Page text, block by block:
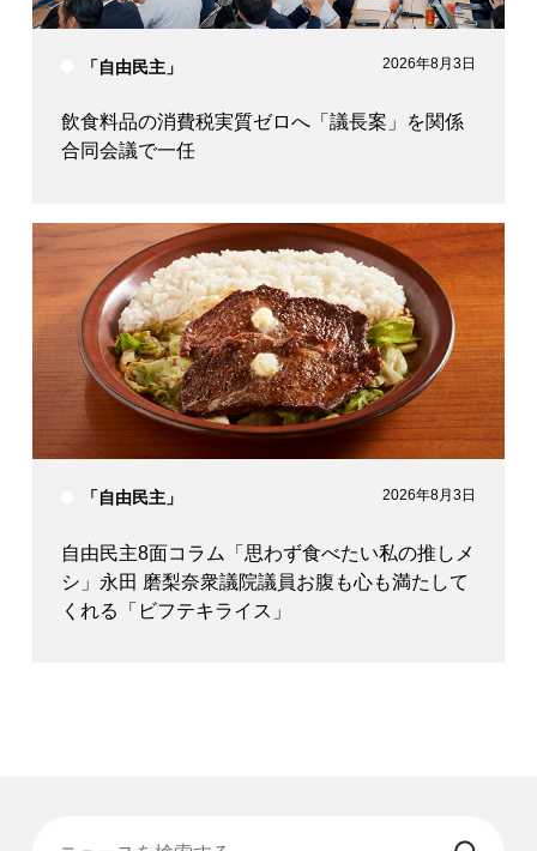
「自由民主」 2026年8月3日
飲食料品の消費税実質ゼロへ「議長案」を関係
合同会議で一任
「自由民主」 2026年8月3日
自由民主8面コラム「思わず食べたい私の推しメ
シ」永田 磨梨奈衆議院議員お腹も心も満たして
くれる「ビフテキライス」